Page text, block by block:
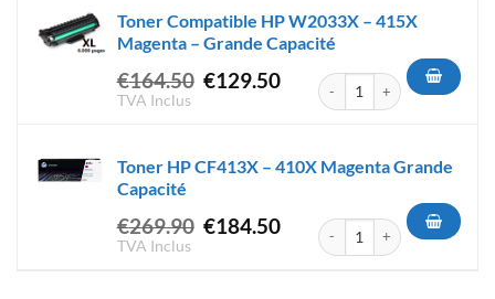
€304.50.
€234.50.
Toner Compatible HP W2033X – 415X
Magenta – Grande Capacité
€164.50 Le
€164.50.
€129.50Le
€129.50.
TVA Inclus
quantité de Toner
Toner HP CF413X – 410X Magenta Grande
Capacité
€269.90 Le
€184.50Le
TVA Inclus
quantité de Toner HP